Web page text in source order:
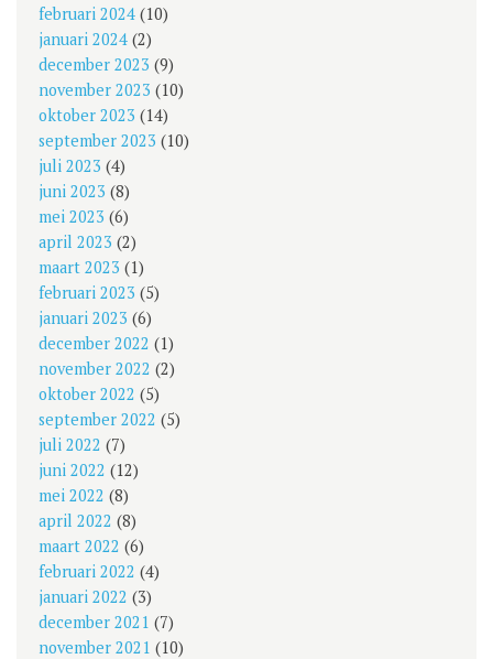
februari 2024 (10)
januari 2024 (2)
december 2023 (9)
november 2023 (10)
oktober 2023 (14)
september 2023 (10)
juli 2023 (4)
juni 2023 (8)
mei 2023 (6)
april 2023 (2)
maart 2023 (1)
februari 2023 (5)
januari 2023 (6)
december 2022 (1)
november 2022 (2)
oktober 2022 (5)
september 2022 (5)
juli 2022 (7)
juni 2022 (12)
mei 2022 (8)
april 2022 (8)
maart 2022 (6)
februari 2022 (4)
januari 2022 (3)
december 2021 (7)
november 2021 (10)